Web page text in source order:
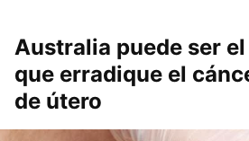
Australia puede ser
que erradique el
de útero